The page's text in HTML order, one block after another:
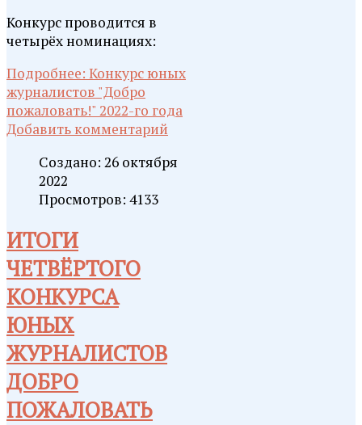
Конкурс проводится в
четырёх номинациях:
Подробнее: Конкурс юных
журналистов "Добро
пожаловать!" 2022-го года
Добавить комментарий
Создано: 26 октября
2022
Просмотров: 4133
ИТОГИ
ЧЕТВЁРТОГО
КОНКУРСА
ЮНЫХ
ЖУРНАЛИСТОВ
ДОБРО
ПОЖАЛОВАТЬ